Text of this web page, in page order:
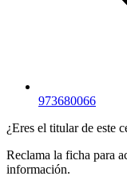
973680066
¿Eres el titular de este
Reclama la ficha para
información.